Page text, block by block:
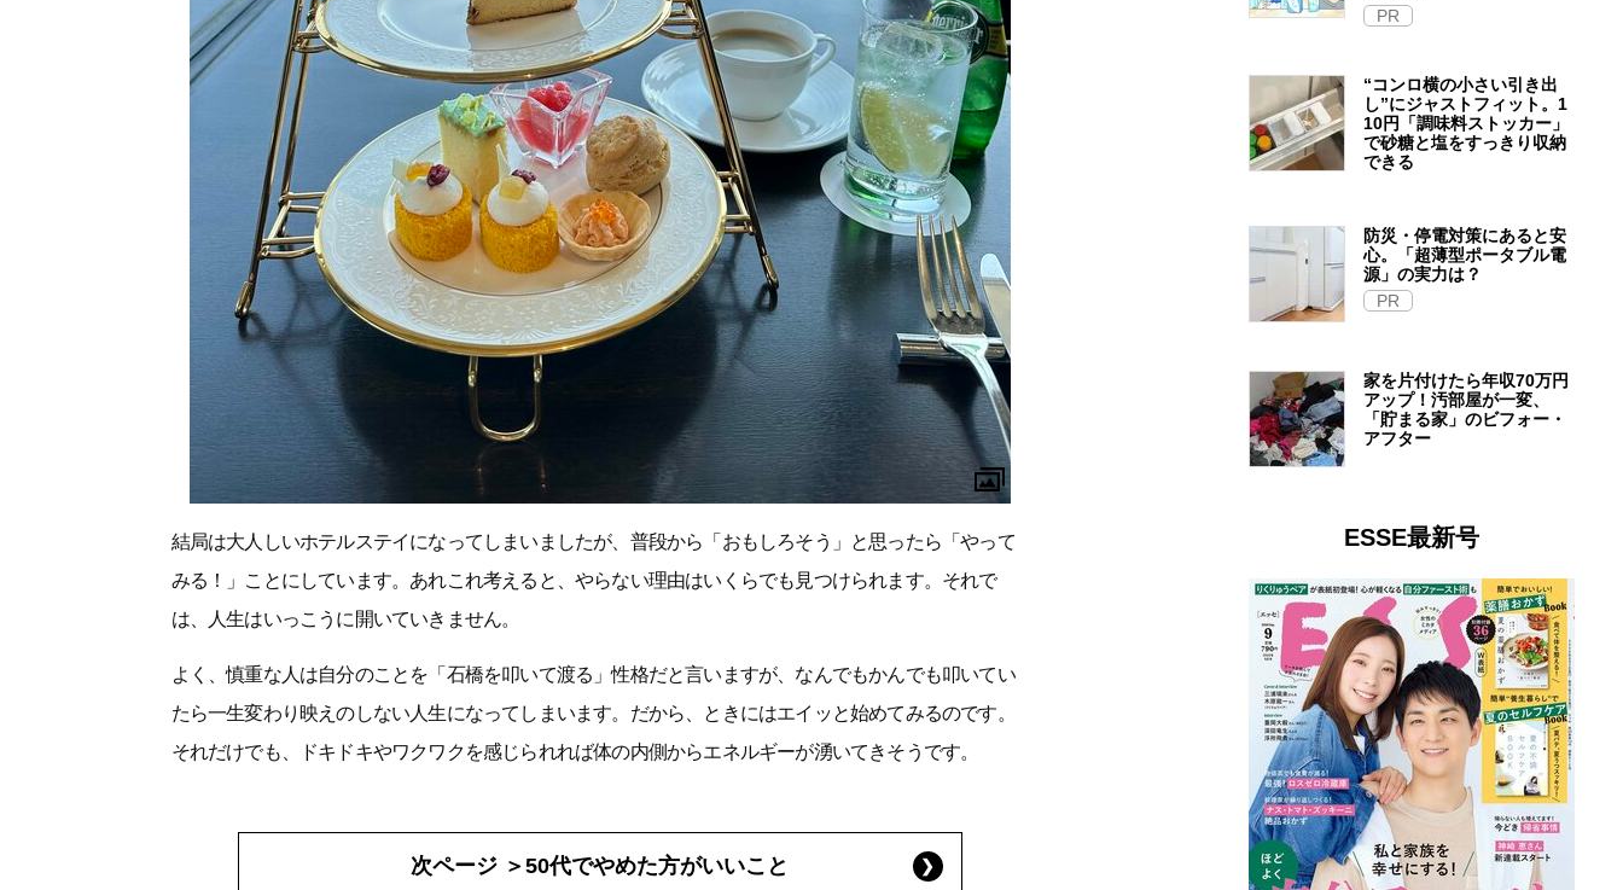
結局は大人しいホテルステイになってしまいましたが、普段から「おもしろそう」と思ったら「やって
みる！」ことにしています。あれこれ考えると、やらない理由はいくらでも見つけられます。それで
は、人生はいっこうに開いていきません。
よく、慎重な人は自分のことを「石橋を叩いて渡る」性格だと言いますが、なんでもかんでも叩いてい
たら一生変わり映えのしない人生になってしまいます。だから、ときにはエイッと始めてみるのです。
それだけでも、ドキドキやワクワクを感じられれば体の内側からエネルギーが湧いてきそうです。
次ページ ＞50代でやめた方がいいこと
PR
“コンロ横の小さい引き出
し”にジャストフィット。1
10円「調味料ストッカー」
で砂糖と塩をすっきり収納
できる
防災・停電対策にあると安
心。「超薄型ポータブル電
源」の実力は？​
PR
家を片付けたら年収70万円
アップ！汚部屋が一変、
「貯まる家」のビフォー・
アフター
ESSE最新号